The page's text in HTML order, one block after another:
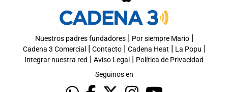
Nuestros padres fundadores| Por siempre Mario|
Cadena 3 Comercial | Contacto| Cadena Heat | La Popu |
Integrar nuestra red | Aviso Legal | Política de Privacidad
Seguinos en